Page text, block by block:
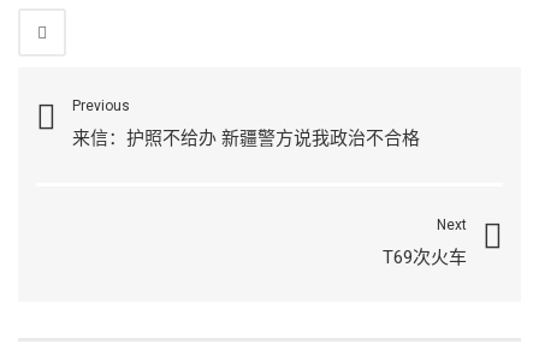
Previous
来信：护照不给办 新疆警方说我政治不合格
Next
T69次火车